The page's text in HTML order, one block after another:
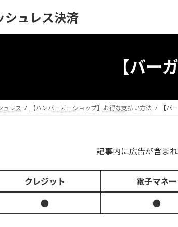
シュレス決済
【バー
ュレス 【ハンバーガーショップ】お得な支払い方法 【バ
記事内に広告が含まれ
クレジット 電子マネー
● ●